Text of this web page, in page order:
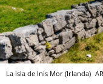
La isla de Inis Mor (Irlanda)